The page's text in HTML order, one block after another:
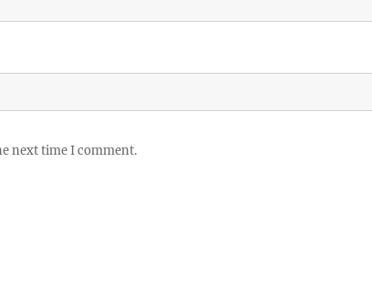
next time I comment.